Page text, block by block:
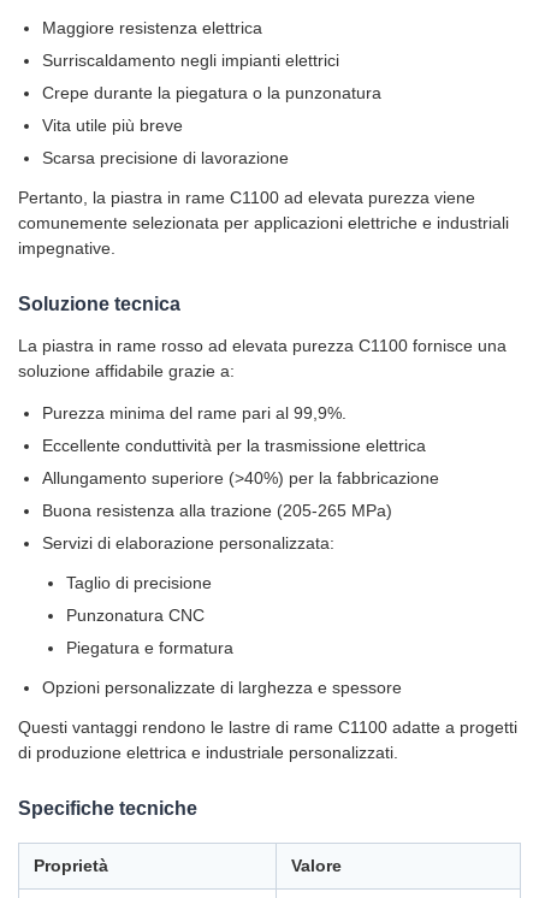
Maggiore resistenza elettrica
Surriscaldamento negli impianti elettrici
Crepe durante la piegatura o la punzonatura
Vita utile più breve
Scarsa precisione di lavorazione
Pertanto, la piastra in rame C1100 ad elevata purezza viene
comunemente selezionata per applicazioni elettriche e industriali
impegnative.
Soluzione tecnica
La piastra in rame rosso ad elevata purezza C1100 fornisce una
soluzione affidabile grazie a:
Purezza minima del rame pari al 99,9%.
Eccellente conduttività per la trasmissione elettrica
Allungamento superiore (>40%) per la fabbricazione
Buona resistenza alla trazione (205-265 MPa)
Servizi di elaborazione personalizzata:
Taglio di precisione
Punzonatura CNC
Piegatura e formatura
Opzioni personalizzate di larghezza e spessore
Questi vantaggi rendono le lastre di rame C1100 adatte a progetti
di produzione elettrica e industriale personalizzati.
Specifiche tecniche
Proprietà Valore